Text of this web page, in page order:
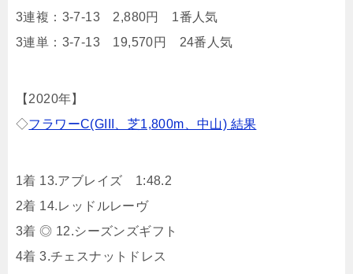
3連複：3-7-13 2,880円 1番人気
3連単：3-7-13 19,570円 24番人気
【2020年】
◇フラワーC(GIII、芝1,800m、中山) 結果
1着 13.アブレイズ 1:48.2
2着 14.レッドルレーヴ
3着 ◎ 12.シーズンズギフト
4着 3.チェスナットドレス